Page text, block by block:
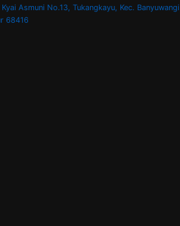
Asmuni No.13, Tukangkayu, Kec. Banyuwangi
68416